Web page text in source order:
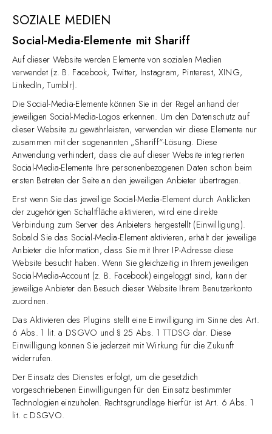
SOZIALE MEDIEN
Social-Media-Elemente mit Shariff
Auf dieser Website werden Elemente von sozialen Medien
verwendet (z. B. Facebook, Twitter, Instagram, Pinterest, XING,
LinkedIn, Tumblr).
Die Social-Media-Elemente können Sie in der Regel anhand der
jeweiligen Social-Media-Logos erkennen. Um den Datenschutz auf
dieser Website zu gewährleisten, verwenden wir diese Elemente nur
zusammen mit der sogenannten „Shariff“-Lösung. Diese
Anwendung verhindert, dass die auf dieser Website integrierten
Social-Media-Elemente Ihre personenbezogenen Daten schon beim
ersten Betreten der Seite an den jeweiligen Anbieter übertragen.
Erst wenn Sie das jeweilige Social-Media-Element durch Anklicken
der zugehörigen Schaltfläche aktivieren, wird eine direkte
Verbindung zum Server des Anbieters hergestellt (Einwilligung).
Sobald Sie das Social-Media-Element aktivieren, erhält der jeweilige
Anbieter die Information, dass Sie mit Ihrer IP-Adresse diese
Website besucht haben. Wenn Sie gleichzeitig in Ihrem jeweiligen
Social-Media-Account (z. B. Facebook) eingeloggt sind, kann der
jeweilige Anbieter den Besuch dieser Website Ihrem Benutzerkonto
zuordnen.
Das Aktivieren des Plugins stellt eine Einwilligung im Sinne des Art.
6 Abs. 1 lit. a DSGVO und § 25 Abs. 1 TTDSG dar. Diese
Einwilligung können Sie jederzeit mit Wirkung für die Zukunft
widerrufen.
Der Einsatz des Dienstes erfolgt, um die gesetzlich
vorgeschriebenen Einwilligungen für den Einsatz bestimmter
Technologien einzuholen. Rechtsgrundlage hierfür ist Art. 6 Abs. 1
lit. c DSGVO.